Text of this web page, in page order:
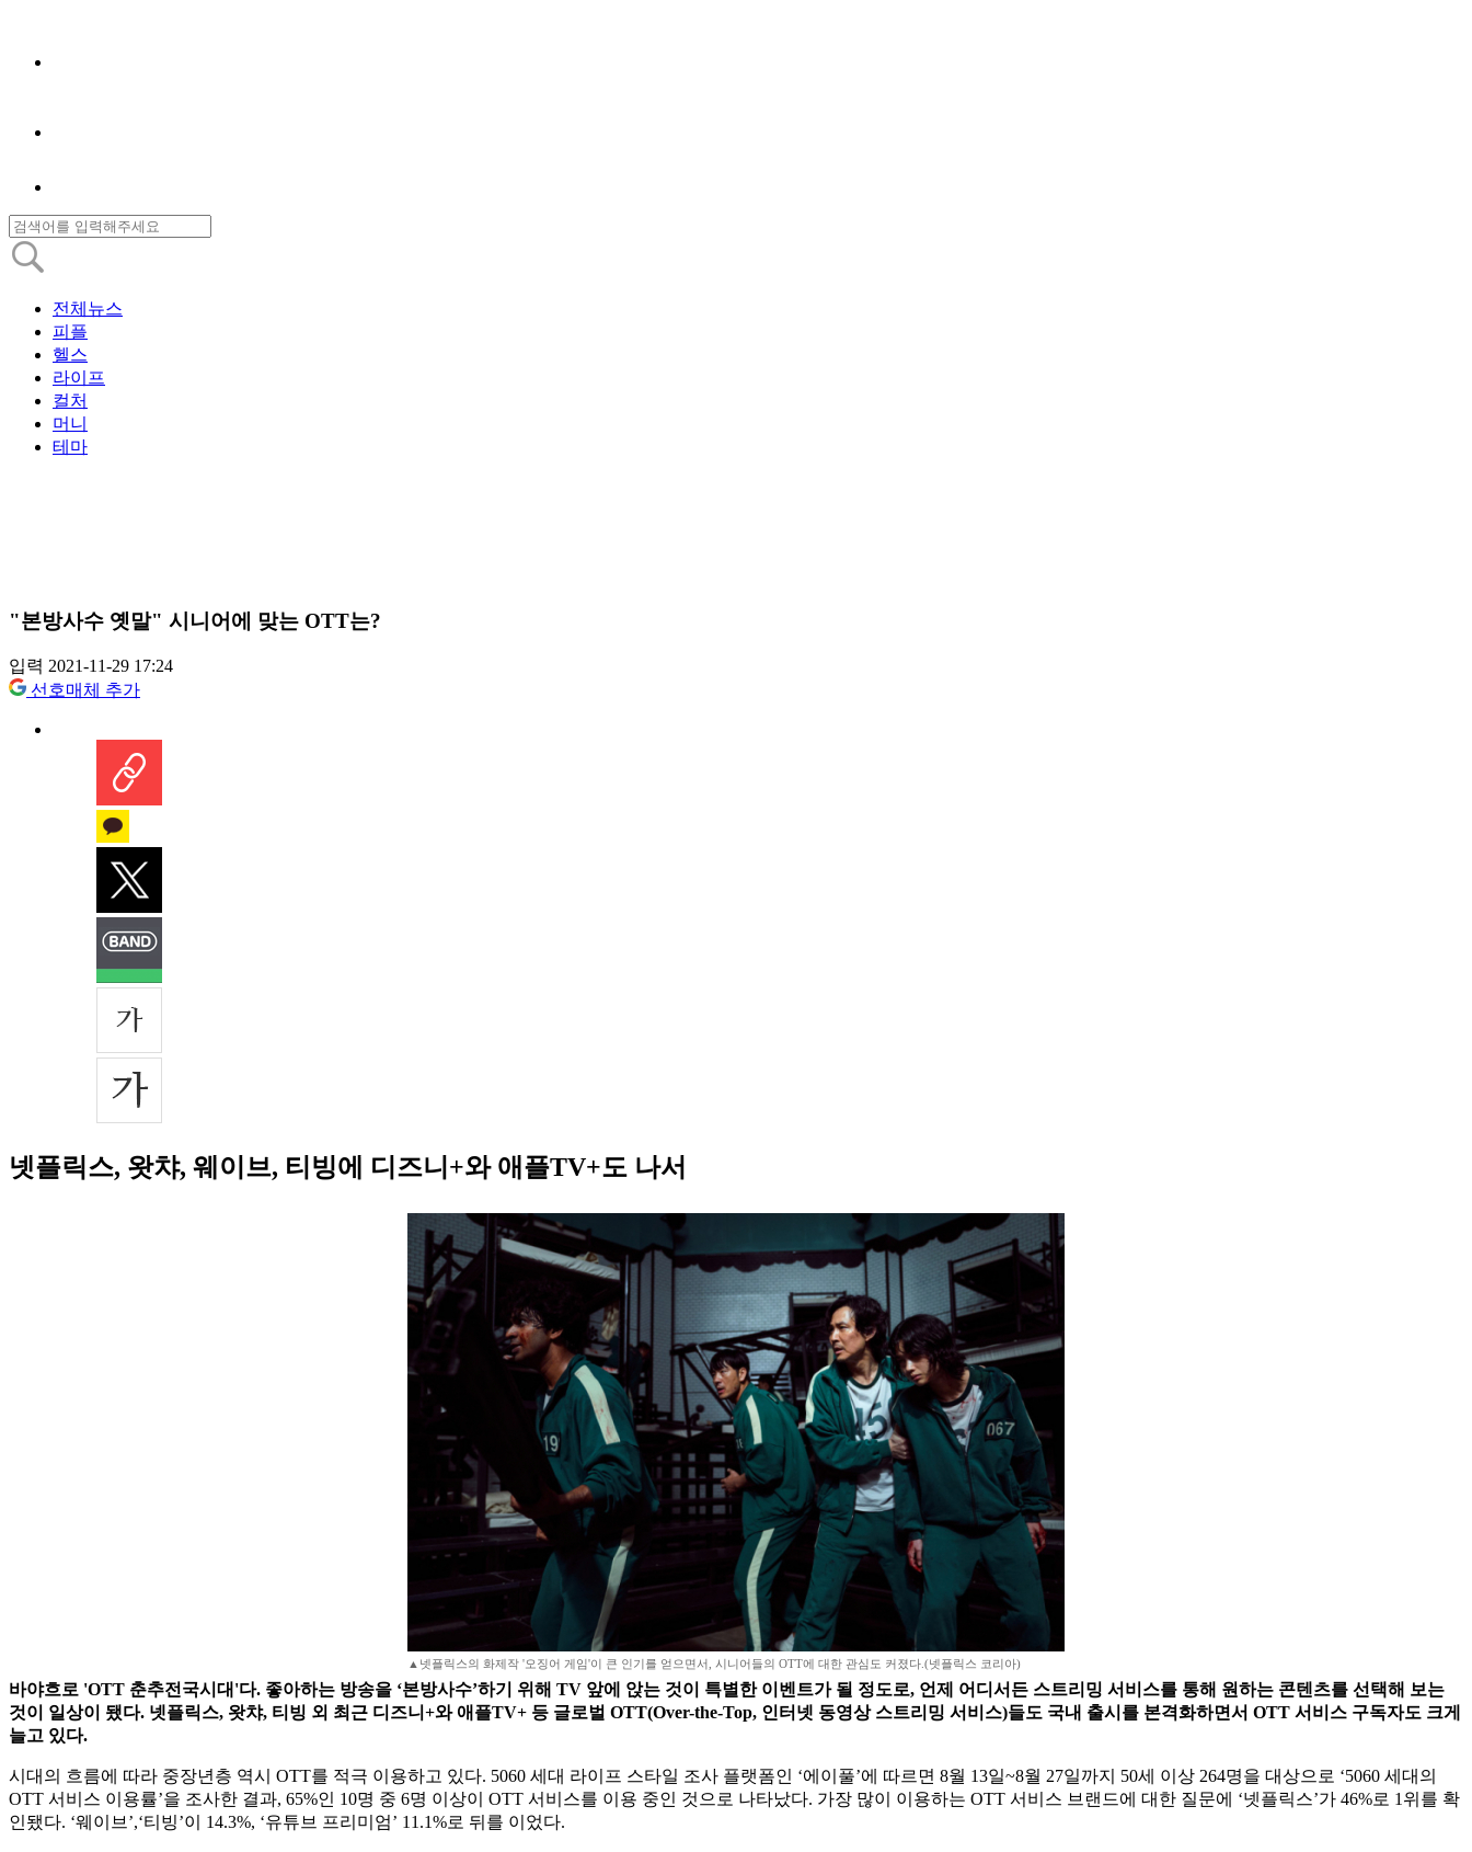
전체뉴스
피플
헬스
라이프
컬처
머니
테마
"본방사수 옛말" 시니어에 맞는 OTT는?
입력 2021-11-29 17:24
선호매체 추가
넷플릭스, 왓챠, 웨이브, 티빙에 디즈니+와 애플TV+도 나서
▲넷플릭스의 화제작 '오징어 게임'이 큰 인기를 얻으면서, 시니어들의 OTT에 대한 관심도 커졌다.(넷플릭스 코리아)
바야흐로 'OTT 춘추전국시대'다. 좋아하는 방송을 ‘본방사수’하기 위해 TV 앞에 앉는 것이 특별한 이벤트가 될 정도로, 언제 어디서든 스트리밍 서비스를 통해 원하는 콘텐츠를 선택해 보는
것이 일상이 됐다. 넷플릭스, 왓챠, 티빙 외 최근 디즈니+와 애플TV+ 등 글로벌 OTT(Over-the-Top, 인터넷 동영상 스트리밍 서비스)들도 국내 출시를 본격화하면서 OTT 서비스 구독자도 크게
늘고 있다.
시대의 흐름에 따라 중장년층 역시 OTT를 적극 이용하고 있다. 5060 세대 라이프 스타일 조사 플랫폼인 ‘에이풀’에 따르면 8월 13일~8월 27일까지 50세 이상 264명을 대상으로 ‘5060 세대의
OTT 서비스 이용률’을 조사한 결과, 65%인 10명 중 6명 이상이 OTT 서비스를 이용 중인 것으로 나타났다. 가장 많이 이용하는 OTT 서비스 브랜드에 대한 질문에 ‘넷플릭스’가 46%로 1위를 확
인됐다. ‘웨이브’,‘티빙’이 14.3%, ‘유튜브 프리미엄’ 11.1%로 뒤를 이었다.